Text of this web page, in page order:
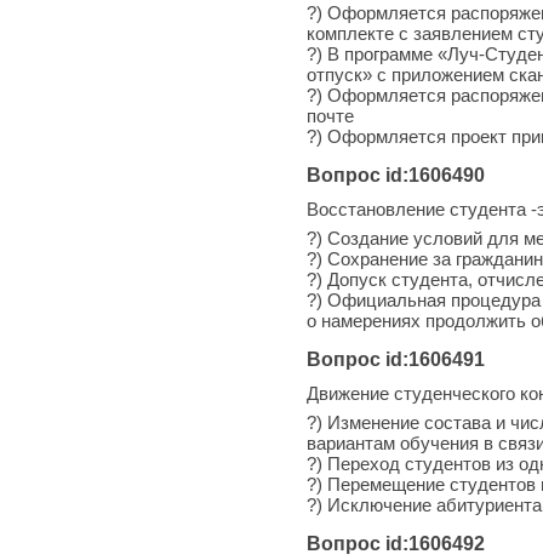
?) Оформляется
комплекте с заявлением
?) В программе «Луч-
отпуск» с приложением
?) Оформляется
почте
?) Оформляется проект
Вопрос id:1606490
Восстановление студента -
?) Создание условий для
?) Сохранение за
?) Допуск студента,
?) Официальная процедура
о намерениях продолжить
Вопрос id:1606491
Движение студенческого
?) Изменение состава и
вариантам обучения в
?) Переход студентов из
?) Перемещение студентов
?) Исключение
Вопрос id:1606492